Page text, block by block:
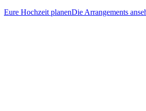
Eure Hochzeit planenDie Arrangements